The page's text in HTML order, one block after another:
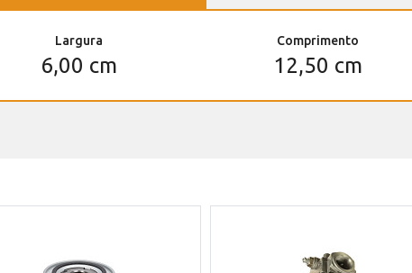
Largura
6,00 cm
Comprimento
12,50 cm